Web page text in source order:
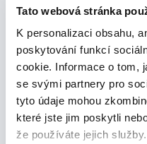
Tato webová stránka
K personalizaci obsahu,
poskytování funkcí
cookie. Informace o tom,
se svými partnery pro
tyto údaje mohou
které jste jim poskytli
že používáte jejich
Výčet
jednotek
subjektů